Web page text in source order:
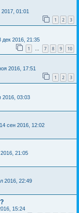
01:01
1 2 3
дек 2016, 21:35
1 … 7 8 9 10
2016, 17:51
1 2 3
2016, 03:03
14 сен 2016, 12:02
2016, 21:05
2016, 22:49
15:24